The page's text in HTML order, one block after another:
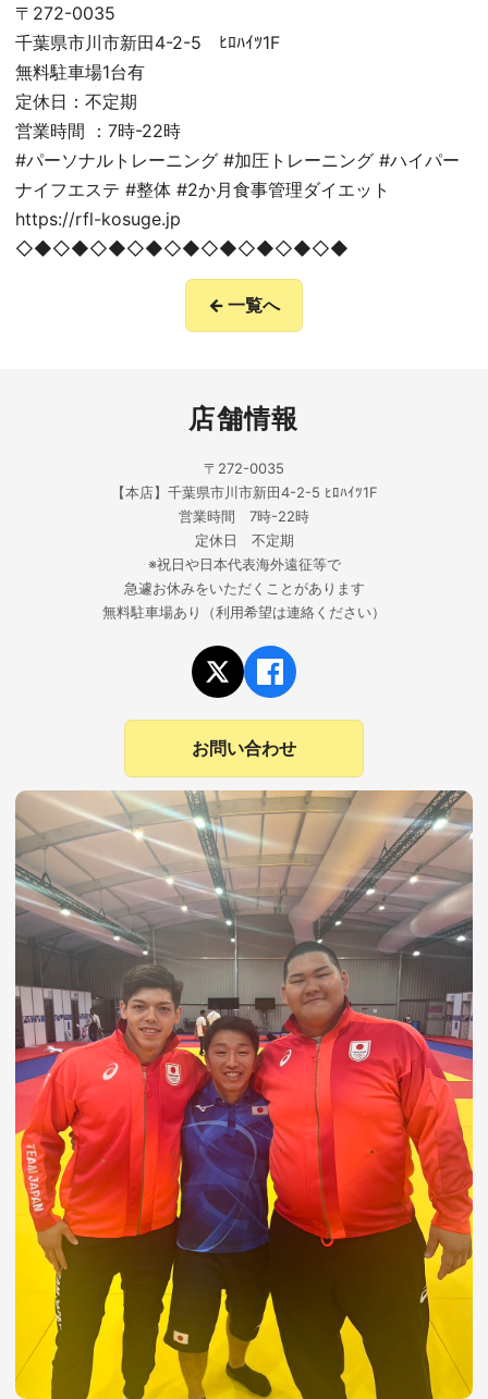
〒272-0035
千葉県市川市新田4-2-5 ﾋﾛﾊｲﾂ1F
無料駐車場1台有
定休日：不定期
営業時間 ：7時-22時
#パーソナルトレーニング #加圧トレーニング #ハイパー
ナイフエステ #整体 #2か月食事管理ダイエット
https://rfl-kosuge.jp
◇◆◇◆◇◆◇◆◇◆◇◆◇◆◇◆◇◆
← 一覧へ
店舗情報
〒272-0035
【本店】千葉県市川市新田4-2-5 ﾋﾛﾊｲﾂ1F
営業時間 7時-22時
定休日 不定期
※祝日や日本代表海外遠征等で
急遽お休みをいただくことがあります
無料駐車場あり（利用希望は連絡ください）
お問い合わせ